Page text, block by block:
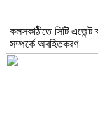
কলসকাঠীতে সিটি
সম্পর্কে অবহিতকরণ